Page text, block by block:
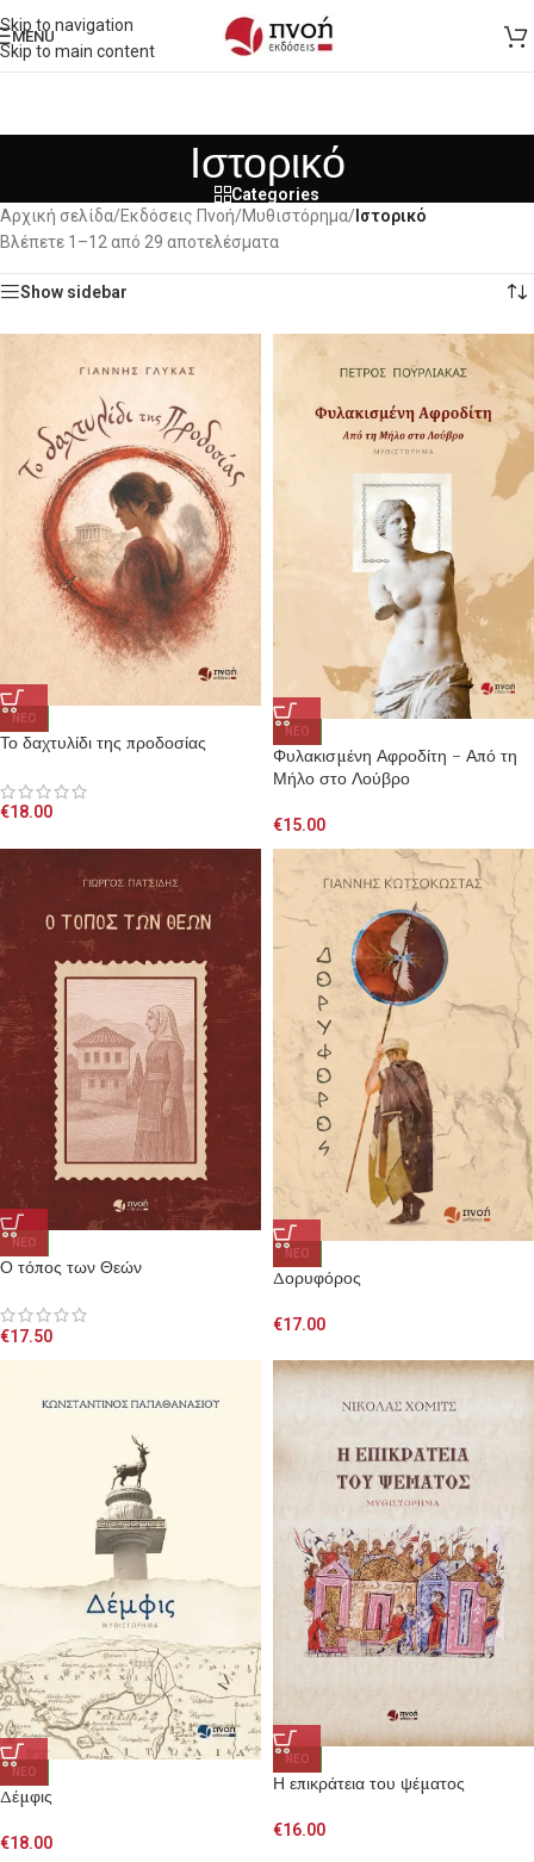
Skip to navigation
Skip to main content
MENU
Ιστορικό
Categories
Αρχική σελίδα/Εκδόσεις Πνοή/Μυθιστόρημα/ Ιστορικό
Βλέπετε 1–12 από 29 αποτελέσματα
Show sidebar
NEO
Το δαχτυλίδι της προδοσίας
€18.00
NEO
Φυλακισμένη Αφροδίτη – Από τη
Μήλο στο Λούβρο
€15.00
NEO
Ο τόπος των Θεών
€17.50
NEO
Δορυφόρος
€17.00
NEO
Δέμφις
€18.00
NEO
Η επικράτεια του ψέματος
€16.00